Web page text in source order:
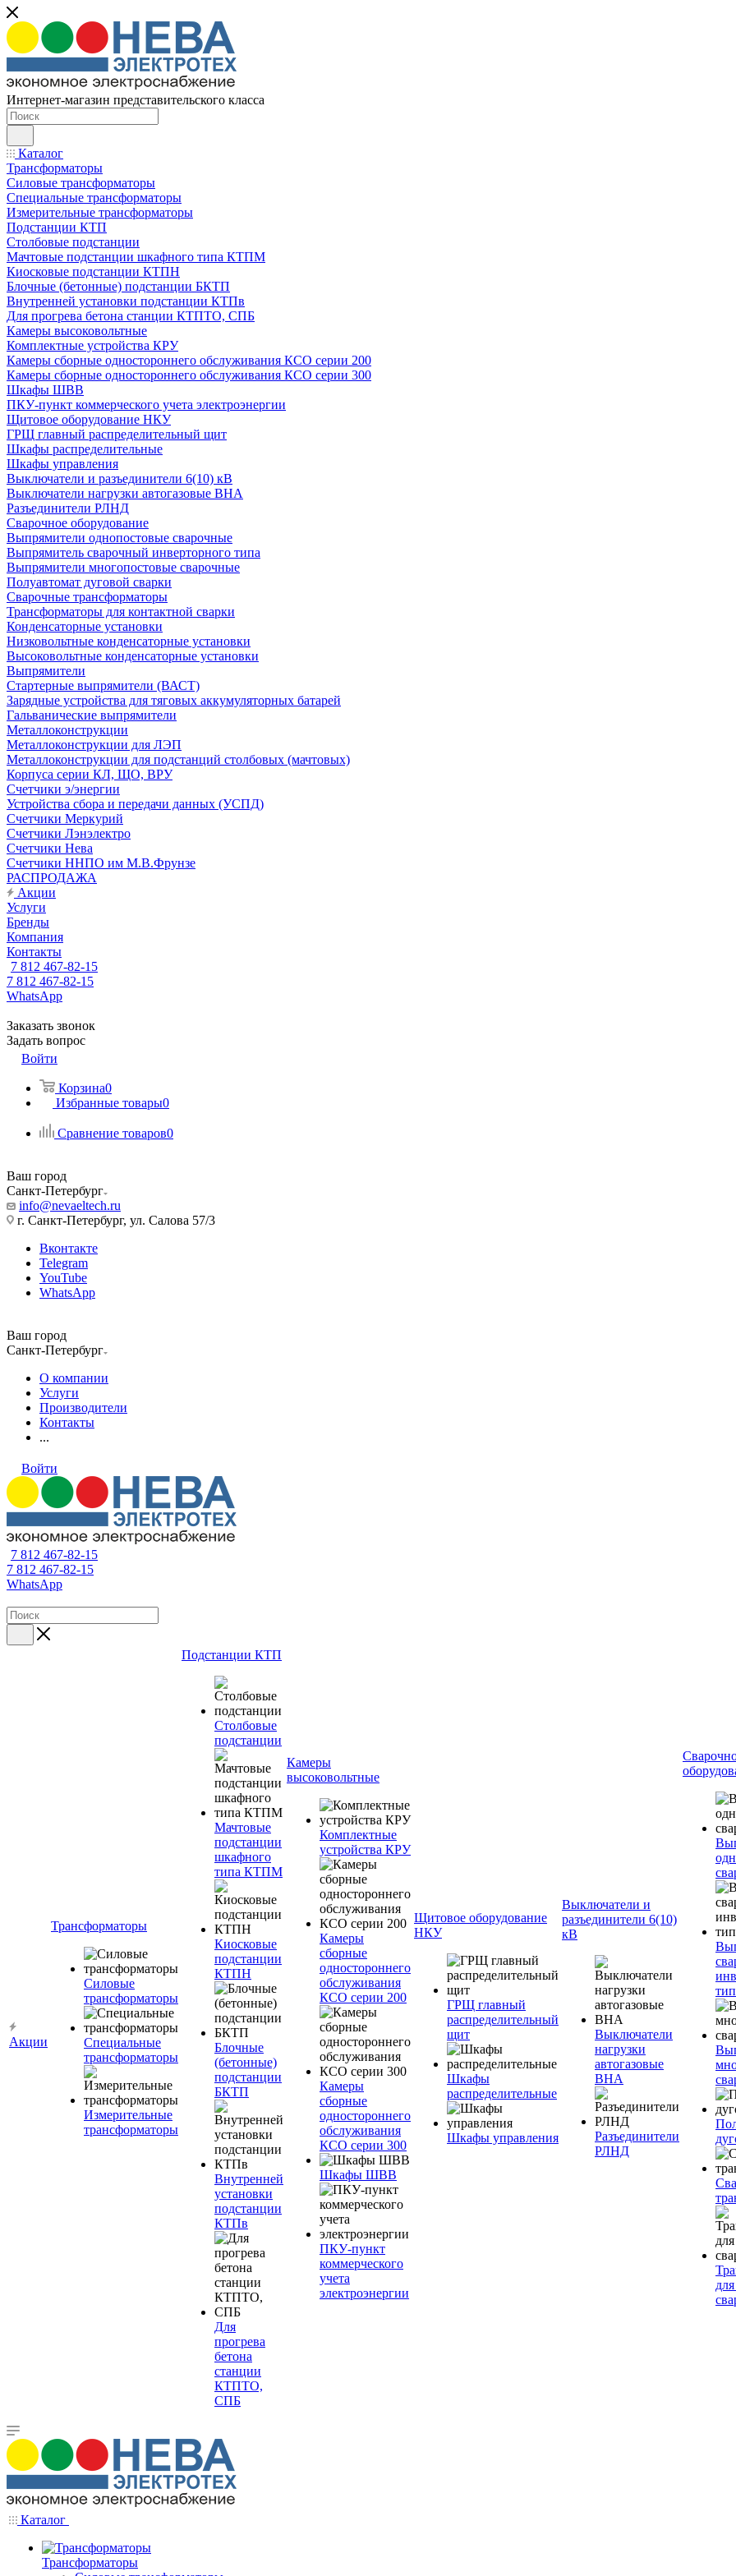
Интернет-магазин представительского класса
Каталог
Трансформаторы
Силовые трансформаторы
Специальные трансформаторы
Измерительные трансформаторы
Подстанции КТП
Столбовые подстанции
Мачтовые подстанции шкафного типа КТПМ
Киосковые подстанции КТПН
Блочные (бетонные) подстанции БКТП
Внутренней установки подстанции КТПв
Для прогрева бетона станции КТПТО, СПБ
Камеры высоковольтные
Комплектные устройства КРУ
Камеры сборные одностороннего обслуживания КСО серии 200
Камеры сборные одностороннего обслуживания КСО серии 300
Шкафы ШВВ
ПКУ-пункт коммерческого учета электроэнергии
Щитовое оборудование НКУ
ГРЩ главный распределительный щит
Шкафы распределительные
Шкафы управления
Выключатели и разъединители 6(10) кВ
Выключатели нагрузки автогазовые ВНА
Разъединители РЛНД
Сварочное оборудование
Выпрямители однопостовые сварочные
Выпрямитель сварочный инверторного типа
Выпрямители многопостовые сварочные
Полуавтомат дуговой сварки
Сварочные трансформаторы
Трансформаторы для контактной сварки
Конденсаторные установки
Низковольтные конденсаторные установки
Высоковольтные конденсаторные установки
Выпрямители
Стартерные выпрямители (ВАСТ)
Зарядные устройства для тяговых аккумуляторных батарей
Гальванические выпрямители
Металлоконструкции
Металлоконструкции для ЛЭП
Металлоконструкции для подстанций столбовых (мачтовых)
Корпуса серии КЛ, ЩО, ВРУ
Счетчики э/энергии
Устройства сбора и передачи данных (УСПД)
Счетчики Меркурий
Счетчики Лэнэлектро
Счетчики Нева
Счетчики ННПО им М.В.Фрунзе
РАСПРОДАЖА
Акции
Услуги
Бренды
Компания
Контакты
7 812 467-82-15
7 812 467-82-15
WhatsApp
Заказать звонок
Задать вопрос
Войти
Корзина0
Избранные товары0
Сравнение товаров0
Ваш город
Санкт-Петербург
info@nevaeltech.ru
г. Санкт-Петербург, ул. Салова 57/3
Вконтакте
Telegram
YouTube
WhatsApp
Ваш город
Санкт-Петербург
О компании
Услуги
Производители
Контакты
...
Войти
7 812 467-82-15
7 812 467-82-15
WhatsApp
Акции
Трансформаторы
Силовые
трансформаторы
Специальные
трансформаторы
Измерительные
трансформаторы
Подстанции КТП
Столбовые
подстанции
Мачтовые
подстанции
шкафного
типа КТПМ
Киосковые
подстанции
КТПН
Блочные
(бетонные)
подстанции
БКТП
Внутренней
установки
подстанции
КТПв
Для
прогрева
бетона
станции
КТПТО,
СПБ
Камеры
высоковольтные
Комплектные
устройства КРУ
Камеры
сборные
одностороннего
обслуживания
КСО серии 200
Камеры
сборные
одностороннего
обслуживания
КСО серии 300
Шкафы ШВВ
ПКУ-пункт
коммерческого
учета
электроэнергии
Щитовое оборудование
НКУ
ГРЩ главный
распределительный
щит
Шкафы
распределительные
Шкафы управления
Выключатели и
разъединители 6(10)
кВ
Выключатели
нагрузки
автогазовые
ВНА
Разъединители
РЛНД
Каталог
Трансформаторы